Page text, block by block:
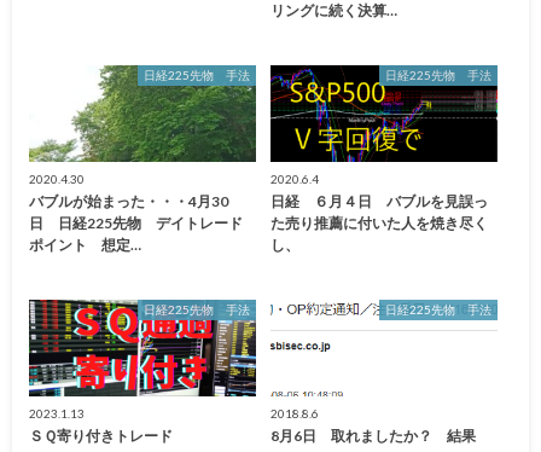
リングに続く決算…
日経225先物 手法
2020.4.30
バブルが始まった・・・4月30
日 日経225先物 デイトレード
ポイント 想定…
日経225先物 手法
2020.6.4
日経 ６月４日 バブルを見誤っ
た売り推薦に付いた人を焼き尽く
し、
日経225先物 手法
2023.1.13
ＳＱ寄り付きトレード
日経225先物 手法
2018.8.6
8月6日 取れましたか？ 結果